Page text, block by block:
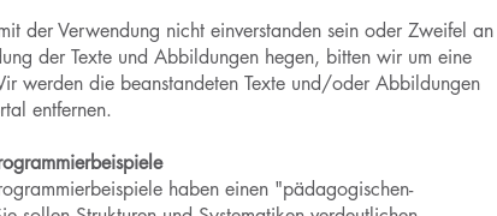
der Verwendung nicht einverstanden sein oder Zweifel an
der Texte und Abbildungen hegen, bitten wir um eine
werden die beanstandeten Texte und/oder Abbildungen
entfernen.
haben einen "pädagogischen-